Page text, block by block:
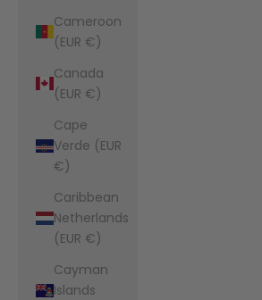
Cameroon
(EUR €)
Canada
(EUR €)
Cape
Verde (EUR
€)
Caribbean
Netherlands
(EUR €)
Cayman
Islands